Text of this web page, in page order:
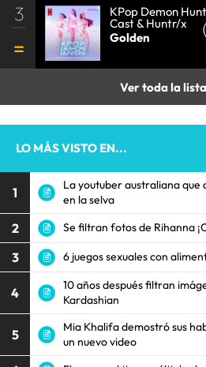
3 KPop Demon
Cast & Huntr/x
Golden
Ver toda la lista
LO MÁS VISTO EN...
1
La youtuber australiana
en la selva
2 Se filtran fotos de Rihanna
3 6 juegos sexuales con
4
10 años después filtran
Kardashian
5
Mia Khalifa demostró sus
un nuevo video